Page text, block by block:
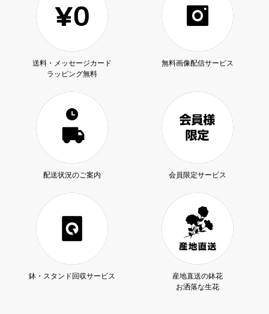
送料・メッセージカード
ラッピング無料
無料画像配信サービス
配送状況のご案内 会員限定サービス
鉢・スタンド回収サービス
産地直送の鉢花
お洒落な生花